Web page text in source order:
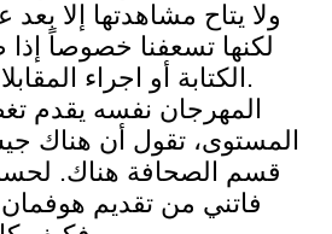
ولا يتاح مشاهدتها إلا
لكنها تسعفنا خصوصاً
الكتابة أو اجراء المقابلات مع صناع الأفلام.
المهرجان نفسه يقدم
المستوى، تقول أن
قسم الصحافة هناك.
فاتني من تقديم